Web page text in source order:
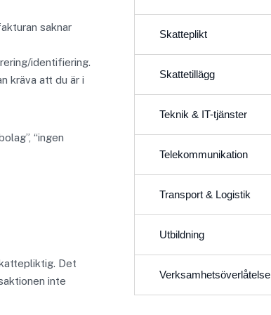
saknar
identifiering.
kräva att du är i
“ingen
Det
inte
Skatteplikt
Skattetillägg
Teknik & IT-tjänster
Telekommunikation
Transport & Logistik
Utbildning
Verksamhetsöverlåtelse